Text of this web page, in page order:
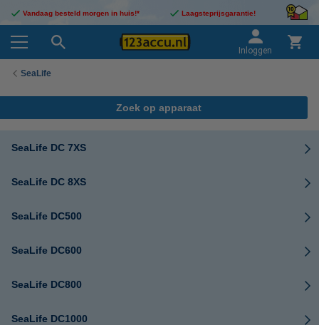
Vandaag besteld morgen in huis!* Laagsteprijsgarantie!
Inloggen
SeaLife
Zoek op apparaat
SeaLife DC 7XS
SeaLife DC 8XS
SeaLife DC500
SeaLife DC600
SeaLife DC800
SeaLife DC1000